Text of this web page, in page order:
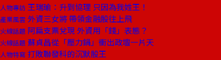
人物專訪 王瑞瑜：升到協理 只因為我姓王！
產業風雲 外資三女將 帶領金融股往上飛
火線話題 阿扁支票兌現 外資用「錢」表態？
火線話題 蘇貞昌從「壓力鍋」衝出政壇一片天
人物特寫 打敗聯發科的沉默股王